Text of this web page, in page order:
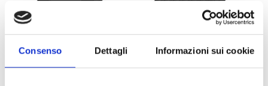
Consenso Dettagli Informazioni sui cookie